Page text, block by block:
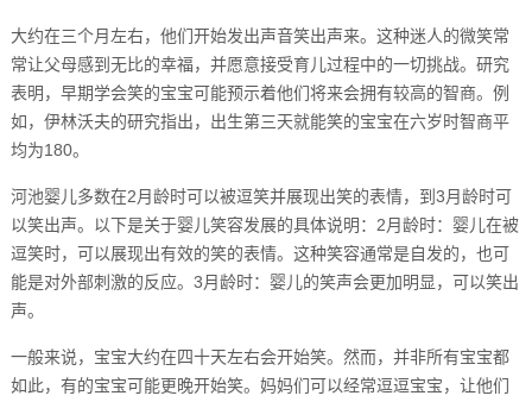
大约在三个月左右，他们开始发出声音笑出声来。这种迷人的微笑常
常让父母感到无比的幸福，并愿意接受育儿过程中的一切挑战。研究
表明，早期学会笑的宝宝可能预示着他们将来会拥有较高的智商。例
如，伊林沃夫的研究指出，出生第三天就能笑的宝宝在六岁时智商平
均为180。
河池婴儿多数在2月龄时可以被逗笑并展现出笑的表情，到3月龄时可
以笑出声。以下是关于婴儿笑容发展的具体说明：2月龄时：婴儿在被
逗笑时，可以展现出有效的笑的表情。这种笑容通常是自发的，也可
能是对外部刺激的反应。3月龄时：婴儿的笑声会更加明显，可以笑出
声。
一般来说，宝宝大约在四十天左右会开始笑。然而，并非所有宝宝都
如此，有的宝宝可能更晚开始笑。妈妈们可以经常逗逗宝宝，让他们